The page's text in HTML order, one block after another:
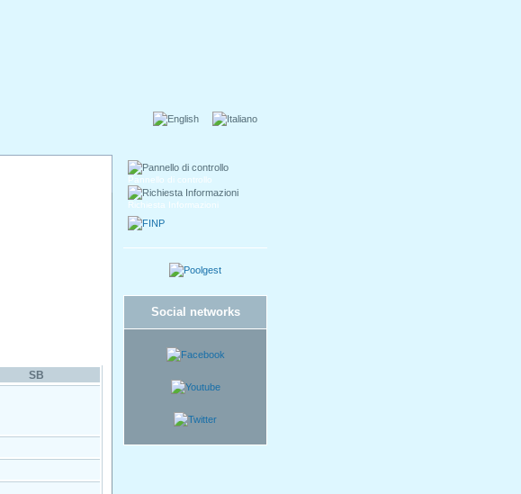
SB
Pannello di controllo
Richiesta Informazioni
Social networks